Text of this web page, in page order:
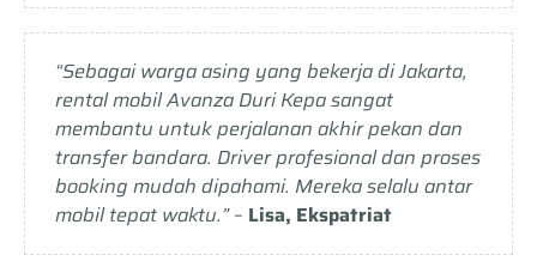
“Sebagai warga asing yang bekerja di Jakarta,
rental mobil Avanza Duri Kepa sangat
membantu untuk perjalanan akhir pekan dan
transfer bandara. Driver profesional dan proses
booking mudah dipahami. Mereka selalu antar
mobil tepat waktu.”– Lisa, Ekspatriat